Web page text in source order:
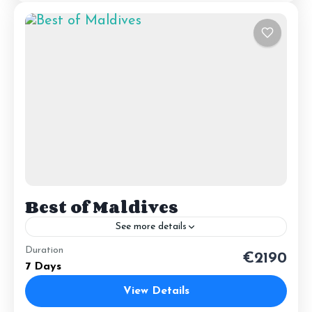
Best of Maldives
See more details
Maldivas Best of Maldives Desde
€2,490 Viaje deTiburones y mantas
Duración17 buceos7 noches FechasTodo
el año AccessoMalé
Maldives
Duration
7 Days
€2190
View Details